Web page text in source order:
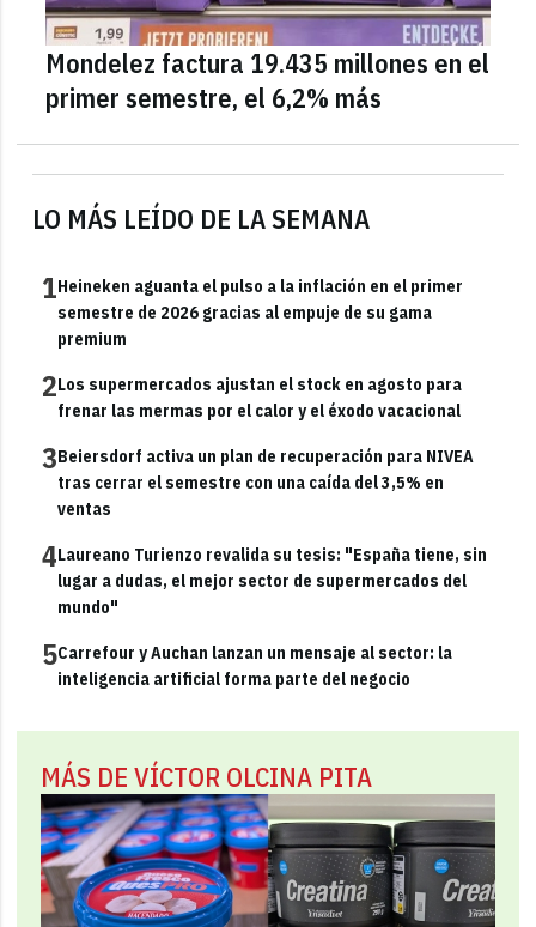
LO MÁS LEÍDO DE LA SEMANA
1Heineken aguanta el pulso a la inflación en el primer
semestre de 2026 gracias al empuje de su gama
premium
2Los supermercados ajustan el stock en agosto para
frenar las mermas por el calor y el éxodo vacacional
3Beiersdorf activa un plan de recuperación para NIVEA
tras cerrar el semestre con una caída del 3,5% en
ventas
4Laureano Turienzo revalida su tesis: "España tiene, sin
lugar a dudas, el mejor sector de supermercados del
mundo"
5Carrefour y Auchan lanzan un mensaje al sector: la
inteligencia artificial forma parte del negocio
MÁS DE VÍCTOR OLCINA PITA
Mondelez factura 19.435 millones en el
primer semestre, el 6,2% más